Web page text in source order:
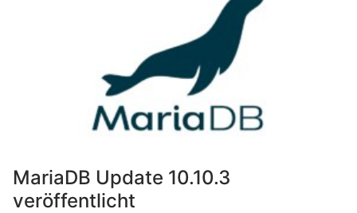
MariaDB Update 10.10.3
veröffentlicht